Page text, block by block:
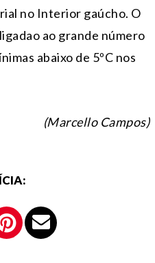
no Interior gaúcho. O
ao grande número
abaixo de 5ºC nos
(Marcello Campos)